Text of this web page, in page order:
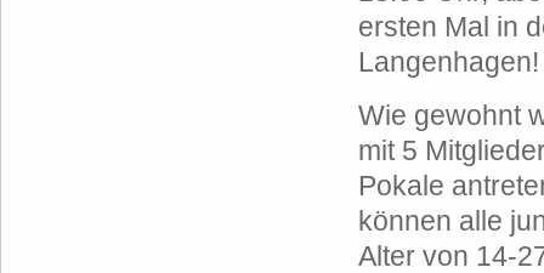
ersten Mal in
Langenhagen!
Wie gewohnt
mit 5
Pokale
können alle
Alter von 14-